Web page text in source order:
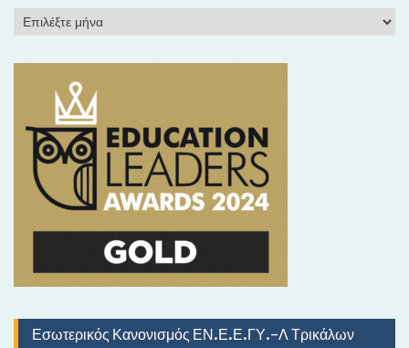
Εσωτερικός Κανονισμός ΕΝ.Ε.Ε.ΓΥ.-Λ Τρικάλων